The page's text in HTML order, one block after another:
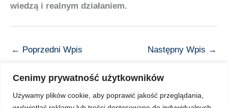
Cenimy prywatność użytkowników
Używamy plików cookie, aby poprawić jakość przeglądania,
wiedzą i realnym działaniem.
← Poprzedni Wpis Następny Wpis →